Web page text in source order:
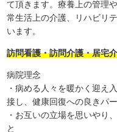
て頂きます。療養上の管理
常生活上の介護、リハビリ
います。
訪問看護・訪問介護・居宅
病院理念
・病める人々を暖かく迎え
接し、健康回復への良きパ
・お互いの立場を思いやり
と